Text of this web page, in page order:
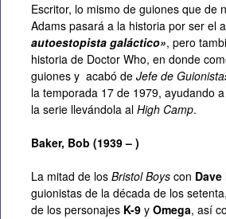
Escritor, lo mismo de guiones que de
Adams pasará a la historia por ser el
autoestopista galáctico», pero
historia de Doctor Who, en donde
guiones y acabó de Jefe de
la temporada 17 de 1979, ayudando
la serie llevándola al High Camp.
Baker, Bob (1939 – )
La mitad de los Bristol Boys con
guionistas de la década de los
de los personajes K-9 y Omega, así